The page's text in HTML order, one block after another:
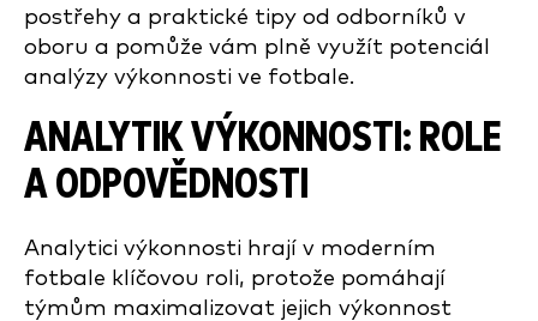
postřehy a praktické tipy od odborníků v
oboru a pomůže vám plně využít potenciál
analýzy výkonnosti ve fotbale.
ANALYTIK VÝKONNOSTI: ROLE
A ODPOVĚDNOSTI
Analytici výkonnosti hrají v moderním
fotbale klíčovou roli, protože pomáhají
týmům maximalizovat jejich výkonnost